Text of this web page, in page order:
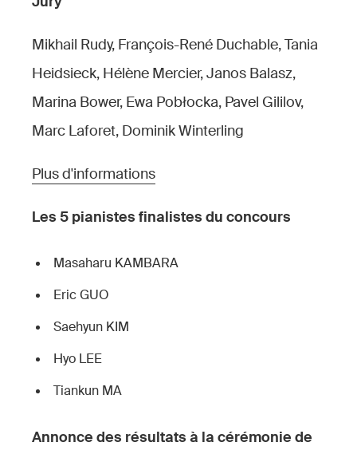
Mikhail Rudy, François-René Duchable, Tania
Heidsieck, Hélène Mercier, Janos Balasz,
Marina Bower, Ewa Pobłocka, Pavel Gililov,
Marc Laforet, Dominik Winterling
Plus d'informations
Les 5 pianistes finalistes du concours
Masaharu KAMBARA
Eric GUO
Saehyun KIM
Hyo LEE
Tiankun MA
Annonce des résultats à la cérémonie de